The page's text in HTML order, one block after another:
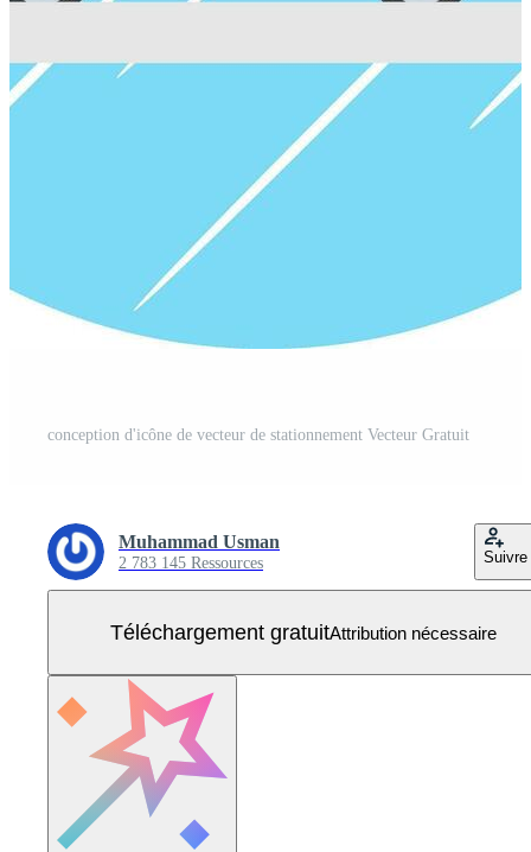
conception d'icône de vecteur de stationnement Vecteur Gratuit
Muhammad Usman
2 783 145 Ressources Suivre
Téléchargement gratuitAttribution nécessaire